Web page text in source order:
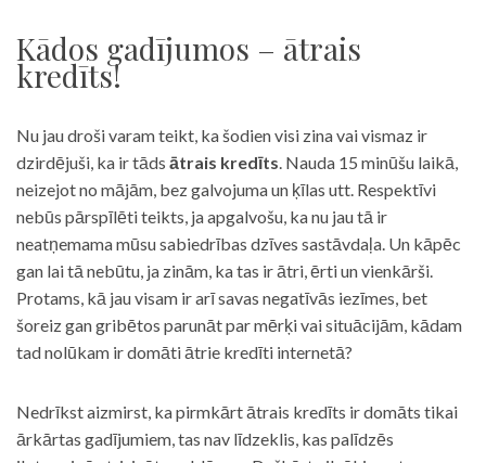
Kādos gadījumos – ātrais
kredīts!
Nu jau droši varam teikt, ka šodien visi zina vai vismaz ir
dzirdējuši, ka ir tāds ātrais kredīts. Nauda 15 minūšu laikā,
neizejot no mājām, bez galvojuma un ķīlas utt. Respektīvi
nebūs pārspīlēti teikts, ja apgalvošu, ka nu jau tā ir
neatņemama mūsu sabiedrības dzīves sastāvdaļa. Un kāpēc
gan lai tā nebūtu, ja zinām, ka tas ir ātri, ērti un vienkārši.
Protams, kā jau visam ir arī savas negatīvās iezīmes, bet
šoreiz gan gribētos parunāt par mērķi vai situācijām, kādam
tad nolūkam ir domāti ātrie kredīti internetā?
Nedrīkst aizmirst, ka pirmkārt ātrais kredīts ir domāts tikai
ārkārtas gadījumiem, tas nav līdzeklis, kas palīdzēs